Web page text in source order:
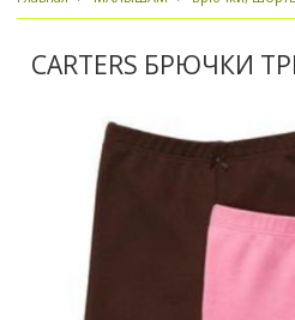
CARTERS БРЮЧКИ